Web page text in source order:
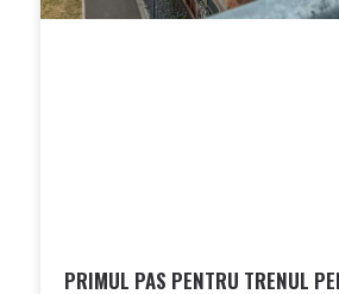
PRIMUL PAS PENTRU TRENUL